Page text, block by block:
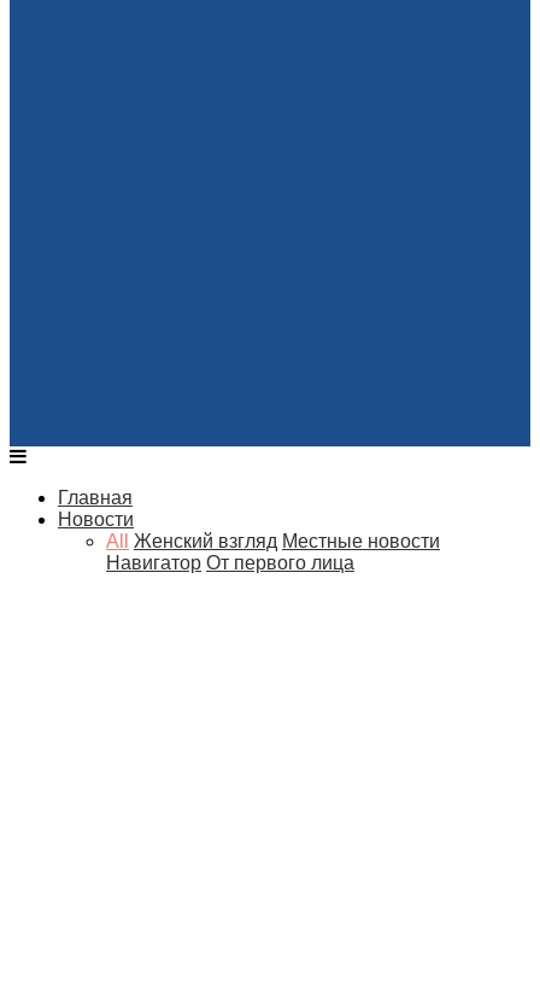
Главная
Новости
All
Женский взгляд Местные новости
Навигатор От первого лица